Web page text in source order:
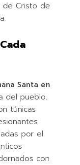
de Cristo de
Santa en
del pueblo.
túnicas
por el
con